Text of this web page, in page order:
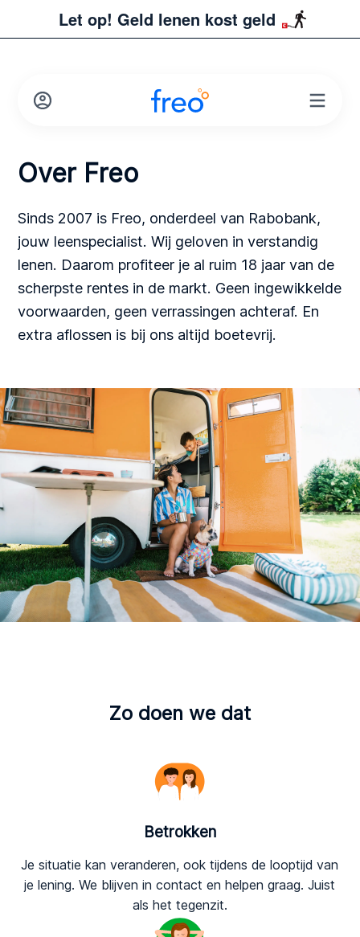
Let op! Geld lenen kost geld
Over Freo
Sinds 2007 is Freo, onderdeel van Rabobank,
jouw leenspecialist. Wij geloven in verstandig
lenen. Daarom profiteer je al ruim 18 jaar van de
scherpste rentes in de markt. Geen ingewikkelde
voorwaarden, geen verrassingen achteraf. En
extra aflossen is bij ons altijd boetevrij.
Zo doen we dat
Betrokken
Je situatie kan veranderen, ook tijdens de looptijd van
je lening. We blijven in contact en helpen graag. Juist
als het tegenzit.